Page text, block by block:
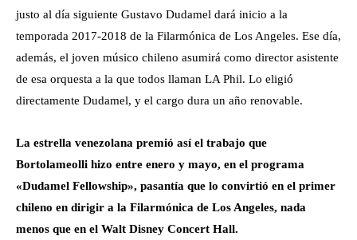
justo al día siguiente Gustavo Dudamel dará inicio a la
temporada 2017-2018 de la Filarmónica de Los Angeles. Ese día,
además, el joven músico chileno asumirá como director asistente
de esa orquesta a la que todos llaman LA Phil. Lo eligió
directamente Dudamel, y el cargo dura un año renovable.
La estrella venezolana premió así el trabajo que
Bortolameolli hizo entre enero y mayo, en el programa
«Dudamel Fellowship», pasantía que lo convirtió en el primer
chileno en dirigir a la Filarmónica de Los Angeles, nada
menos que en el Walt Disney Concert Hall.